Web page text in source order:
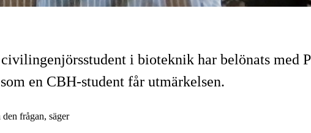
i bioteknik har belönats med
en CBH-student får utmärkelsen.
frågan, säger